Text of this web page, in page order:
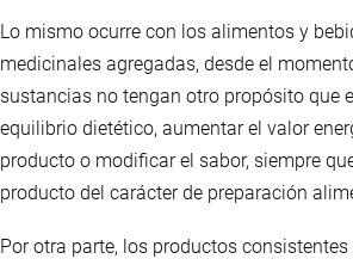
Lo mismo ocurre con los alimentos y
medicinales agregadas, desde el
sustancias no tengan otro propósito que
equilibrio dietético, aumentar el valor
producto o modificar el sabor, siempre
producto del carácter de preparación
Por otra parte, los productos